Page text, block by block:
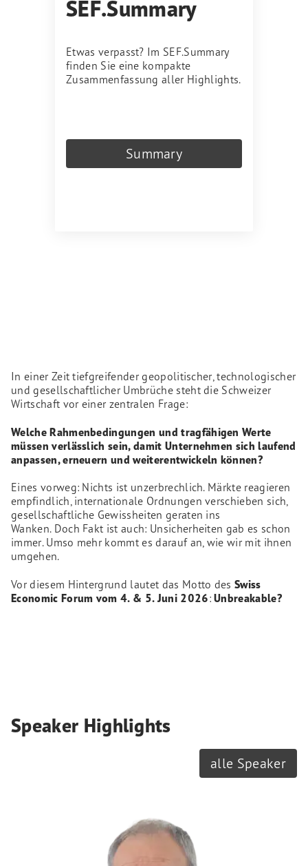
SEF.Summary
Etwas verpasst? Im SEF.Summary
finden Sie eine kompakte
Zusammenfassung aller Highlights.
Summary
In einer Zeit tiefgreifender geopolitischer, technologischer
und gesellschaftlicher Umbrüche steht die Schweizer
Wirtschaft vor einer zentralen Frage:
Welche Rahmenbedingungen und tragfähigen Werte
müssen verlässlich sein, damit Unternehmen sich laufend
anpassen, erneuern und weiterentwickeln können?
Eines vorweg: Nichts ist unzerbrechlich. Märkte reagieren
empfindlich, internationale Ordnungen verschieben sich,
gesellschaftliche Gewissheiten geraten ins
Wanken. Doch Fakt ist auch: Unsicherheiten gab es schon
immer. Umso mehr kommt es darauf an, wie wir mit ihnen
umgehen.
Vor diesem Hintergrund lautet das Motto desSwiss
Economic Forum vom 4. & 5. Juni 2026:Unbreakable?
Speaker Highlights
alle Speaker